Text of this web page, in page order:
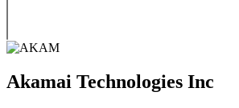
Akamai Technologies Inc